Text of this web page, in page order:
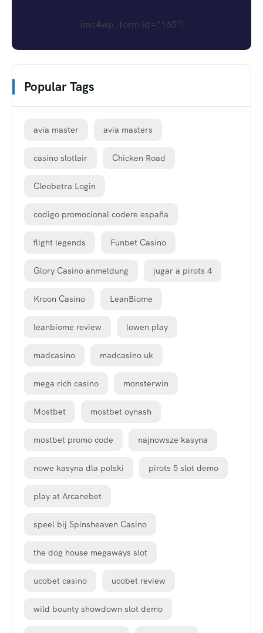
[mc4wp_form id="165"]
Popular Tags
avia master avia masters
casino slotlair Chicken Road
Cleobetra Login
codigo promocional codere españa
flight legends Funbet Casino
Glory Casino anmeldung jugar a pirots 4
Kroon Casino LeanBiome
leanbiome review lowen play
madcasino madcasino uk
mega rich casino monsterwin
Mostbet mostbet oynash
mostbet promo code najnowsze kasyna
nowe kasyna dla polski pirots 5 slot demo
play at Arcanebet
speel bij Spinsheaven Casino
the dog house megaways slot
ucobet casino ucobet review
wild bounty showdown slot demo